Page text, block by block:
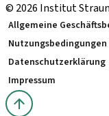
© 2026 Institut
Allgemeine
Nutzungsbedingungen
Datenschutzerklärung
Impressum